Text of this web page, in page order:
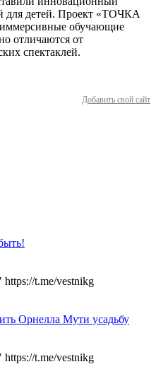
для детей. Проект «ТОЧКА
обучающие
отличаются от
спектаклей.
Добавить свой сайт
t.me/vestnikg
Орнелла Мути усадьбу
t.me/vestnikg